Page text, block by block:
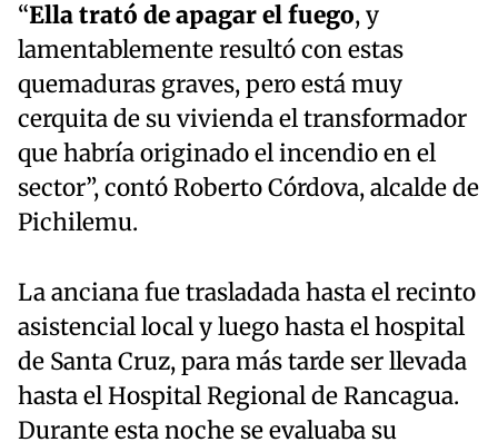
“Ella trató de apagar el fuego, y
lamentablemente resultó con estas
quemaduras graves, pero está muy
cerquita de su vivienda el transformador
que habría originado el incendio en el
sector”, contó Roberto Córdova, alcalde de
Pichilemu.
La anciana fue trasladada hasta el recinto
asistencial local y luego hasta el hospital
de Santa Cruz, para más tarde ser llevada
hasta el Hospital Regional de Rancagua.
Durante esta noche se evaluaba su